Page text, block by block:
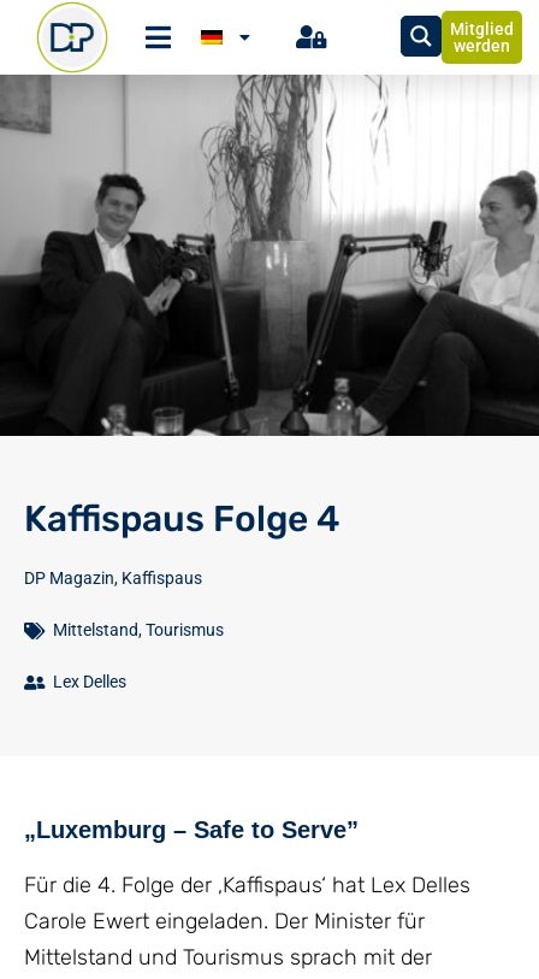
Mitglied
werden
Kaffispaus Folge 4
DP Magazin, Kaffispaus
Mittelstand,Tourismus
Lex Delles
„Luxemburg – Safe to Serve”
Für die 4. Folge der ‚Kaffispaus‘ hat Lex Delles
Carole Ewert eingeladen. Der Minister für
Mittelstand und Tourismus sprach mit der